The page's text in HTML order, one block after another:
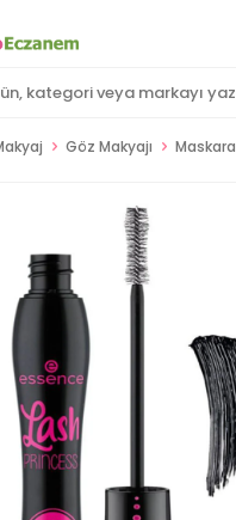
Göz Makyajı Maskara